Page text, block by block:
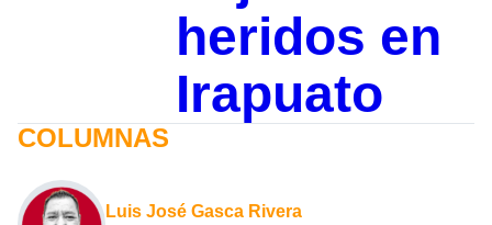
heridos en
Irapuato
COLUMNAS
Luis José Gasca Rivera